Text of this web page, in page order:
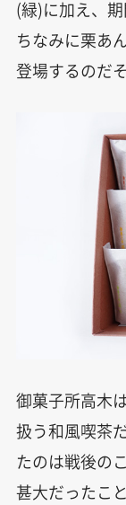
(緑)に加え、
ちなみに栗あ
登場するのだ
御菓子所高木
扱う和風喫茶
たのは戦後の
甚大だったこ